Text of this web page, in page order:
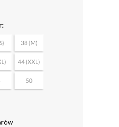
38 (M)
44 (XXL)
50